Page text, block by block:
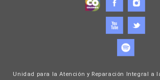
Unidad para la Atención y Reparación Integral a